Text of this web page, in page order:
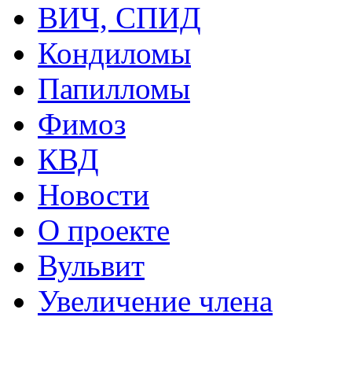
ВИЧ, СПИД
Кондиломы
Папилломы
Фимоз
КВД
Новости
О проекте
Вульвит
Увеличение члена